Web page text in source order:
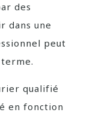
des
dans une
peut
qualifié
en fonction